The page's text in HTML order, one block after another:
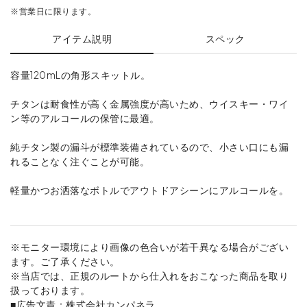
※営業日に限ります。
アイテム説明 スペック
容量120mLの角形スキットル。
チタンは耐食性が高く金属強度が高いため、ウイスキー・ワイ
ン等のアルコールの保管に最適。
純チタン製の漏斗が標準装備されているので、小さい口にも漏
れることなく注ぐことが可能。
軽量かつお洒落なボトルでアウトドアシーンにアルコールを。
※モニター環境により画像の色合いが若干異なる場合がござい
ます。ご了承ください。
※当店では、正規のルートから仕入れをおこなった商品を取り
扱っております。
■広告文責：株式会社カンパネラ